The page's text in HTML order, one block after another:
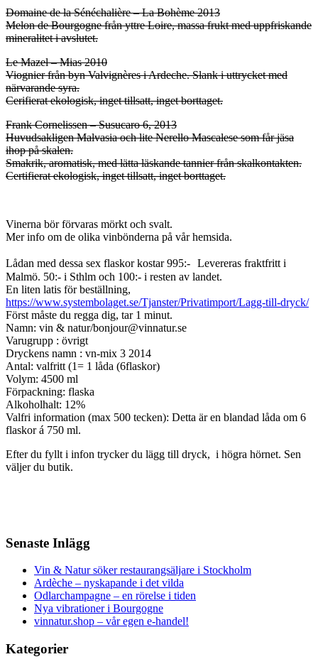
Domaine de la Sénéchalière – La Bohème 2013
Melon de Bourgogne från yttre Loire, massa frukt med uppfriskande
mineralitet i avslutet.
Le Mazel – Mias 2010
Viognier från byn Valvignères i Ardeche. Slank i uttrycket med
närvarande syra.
Cerifierat ekologisk, inget tillsatt, inget borttaget.
Frank Cornelissen – Susucaro 6, 2013
Huvudsakligen Malvasia och lite Nerello Mascalese som får jäsa
ihop på skalen.
Smakrik, aromatisk, med lätta läskande tannier från skalkontakten.
Certifierat ekologisk, inget tillsatt, inget borttaget.
Vinerna bör förvaras mörkt och svalt.
Mer info om de olika vinbönderna på vår hemsida.
Lådan med dessa sex flaskor kostar 995:- Levereras fraktfritt i
Malmö. 50:- i Sthlm och 100:- i resten av landet.
En liten latis för beställning,
https://www.systembolaget.se/Tjanster/Privatimport/Lagg-till-dryck/
Först måste du regga dig, tar 1 minut.
Namn: vin & natur/bonjour@vinnatur.se
Varugrupp : övrigt
Dryckens namn : vn-mix 3 2014
Antal: valfritt (1= 1 låda (6flaskor)
Volym: 4500 ml
Förpackning: flaska
Alkoholhalt: 12%
Valfri information (max 500 tecken): Detta är en blandad låda om 6
flaskor á 750 ml.
Efter du fyllt i infon trycker du lägg till dryck, i högra hörnet. Sen
väljer du butik.
Senaste Inlägg
Vin & Natur söker restaurangsäljare i Stockholm
Ardèche – nyskapande i det vilda
Odlarchampagne – en rörelse i tiden
Nya vibrationer i Bourgogne
vinnatur.shop – vår egen e-handel!
Kategorier